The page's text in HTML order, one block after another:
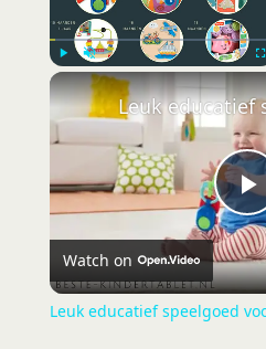
Unmute
l
Watch on
Leuk educatief speelgoed